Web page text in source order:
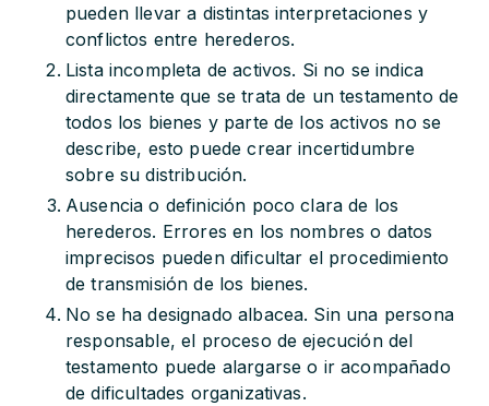
pueden llevar a distintas interpretaciones y
conflictos entre herederos.
Lista incompleta de activos. Si no se indica
directamente que se trata de un testamento de
todos los bienes y parte de los activos no se
describe, esto puede crear incertidumbre
sobre su distribución.
Ausencia o definición poco clara de los
herederos. Errores en los nombres o datos
imprecisos pueden dificultar el procedimiento
de transmisión de los bienes.
No se ha designado albacea. Sin una persona
responsable, el proceso de ejecución del
testamento puede alargarse o ir acompañado
de dificultades organizativas.